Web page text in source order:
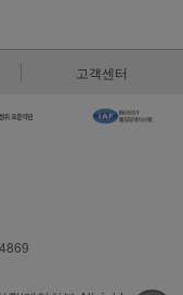
고객센터